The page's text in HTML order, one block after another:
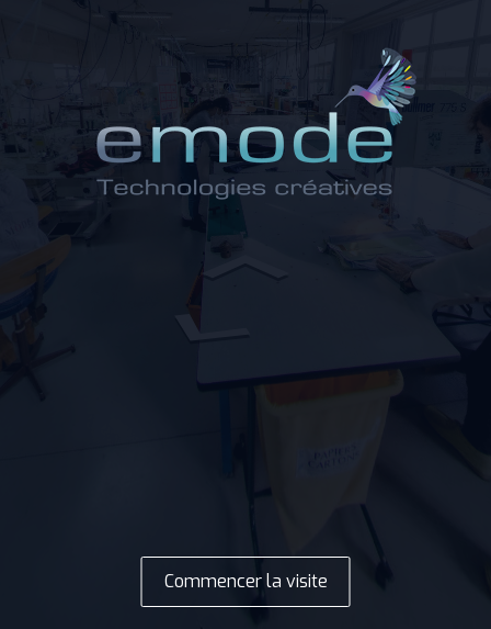
Commencer la visite